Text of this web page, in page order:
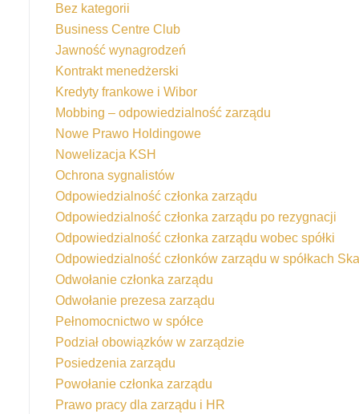
Bez kategorii
Business Centre Club
Jawność wynagrodzeń
Kontrakt menedżerski
Kredyty frankowe i Wibor
Mobbing – odpowiedzialność zarządu
Nowe Prawo Holdingowe
Nowelizacja KSH
Ochrona sygnalistów
Odpowiedzialność członka zarządu
Odpowiedzialność członka zarządu po rezygnacji
Odpowiedzialność członka zarządu wobec spółki
Odpowiedzialność członków zarządu w spółkach
Odwołanie członka zarządu
Odwołanie prezesa zarządu
Pełnomocnictwo w spółce
Podział obowiązków w zarządzie
Posiedzenia zarządu
Powołanie członka zarządu
Prawo pracy dla zarządu i HR